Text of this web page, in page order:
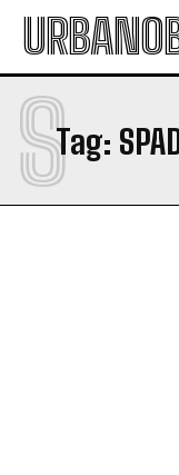
Tag:
S